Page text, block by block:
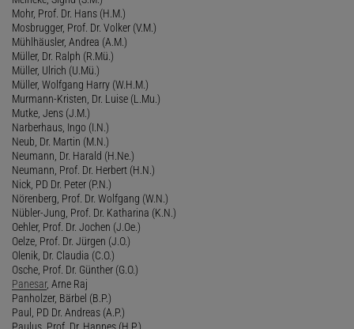
Mohr, Prof. Dr. Hans (H.M.)
Mosbrugger, Prof. Dr. Volker (V.M.)
Mühlhäusler, Andrea (A.M.)
Müller, Dr. Ralph (R.Mü.)
Müller, Ulrich (U.Mü.)
Müller, Wolfgang Harry (W.H.M.)
Murmann-Kristen, Dr. Luise (L.Mu.)
Mutke, Jens (J.M.)
Narberhaus, Ingo (I.N.)
Neub, Dr. Martin (M.N.)
Neumann, Dr. Harald (H.Ne.)
Neumann, Prof. Dr. Herbert (H.N.)
Nick, PD Dr. Peter (P.N.)
Nörenberg, Prof. Dr. Wolfgang (W.N.)
Nübler-Jung, Prof. Dr. Katharina (K.N.)
Oehler, Prof. Dr. Jochen (J.Oe.)
Oelze, Prof. Dr. Jürgen (J.O.)
Olenik, Dr. Claudia (C.O.)
Osche, Prof. Dr. Günther (G.O.)
Panesar, Arne Raj
Panholzer, Bärbel (B.P.)
Paul, PD Dr. Andreas (A.P.)
Paulus, Prof. Dr. Hannes (H.P.)